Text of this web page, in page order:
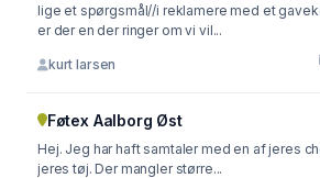
lige et spørgsmål//i reklamere med et
er der en der ringer om vi vil...
kurt larsen
Føtex Aalborg Øst
Hej. Jeg har haft samtaler med en af jeres
jeres tøj. Der mangler større...